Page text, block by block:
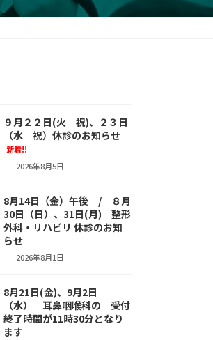
９月２２日(火 祝)、２３日
（水 祝）休診のお知らせ
新着!!
2026年8月5日
8月14日（金）午後 / ８月
30日（日）、31日(月) 整形
外科・リハビリ 休診のお知
らせ
2026年8月1日
8月21日(金)、9月2日
（水） 耳鼻咽喉科の 受付
終了時間が11時30分となり
ます